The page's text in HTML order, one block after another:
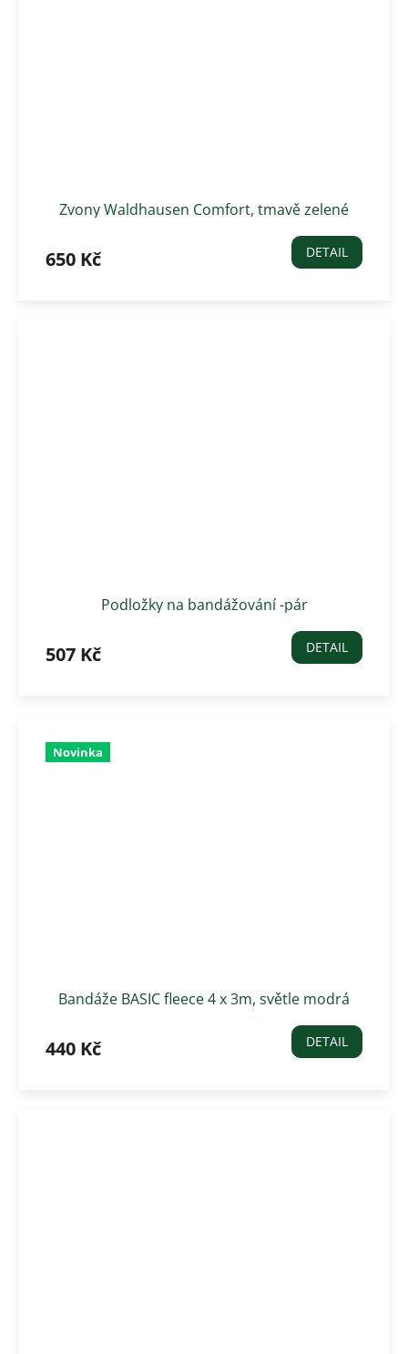
Zvony Waldhausen Comfort, tmavě zelené
650 Kč DETAIL
Podložky na bandážování -pár
507 Kč DETAIL
Novinka
Bandáže BASIC fleece 4 x 3m, světle modrá
440 Kč DETAIL